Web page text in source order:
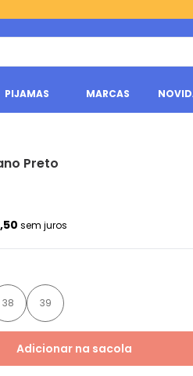
PIJAMAS MARCAS
Preto
sem juros
38 39
Adicionar na sacola